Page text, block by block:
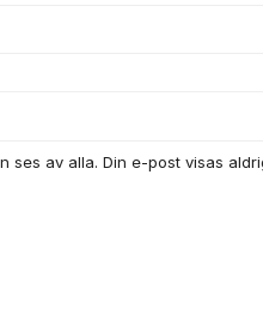
ses av alla. Din e-post visas